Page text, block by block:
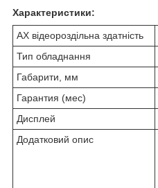
Характеристики:
AX відеороздільна здатність
Тип обладнання
Габарити, мм
Гарантия (мес)
Дисплей
Додатковий опис